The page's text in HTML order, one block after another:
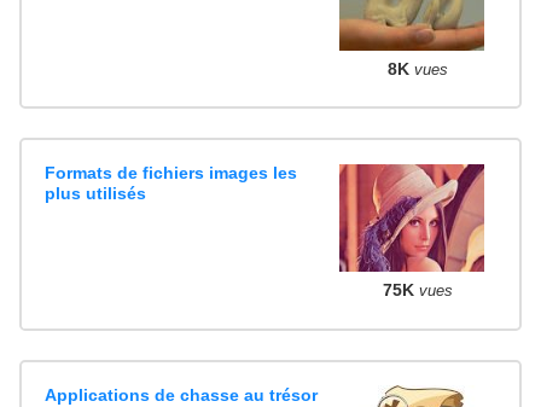
8K vues
Formats de fichiers images les
plus utilisés
75K vues
Applications de chasse au trésor